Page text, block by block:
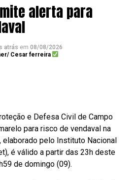
alerta para
atrás em 08/08/2026
Cesar ferreira
e Defesa Civil de Campo
para risco de vendaval na
elaborado pelo Instituto Nacional
é válido a partir das 23h deste
de domingo (09).